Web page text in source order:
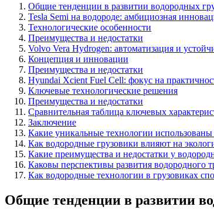
Общие тенденции в развитии водородных
Tesla Semi на водороде: амбициозная
Технологические особенности
Преимущества и недостатки
Volvo Vera Hydrogen: автоматизация и
Концепция и инновации
Преимущества и недостатки
Hyundai Xcient Fuel Cell: фокус на
Ключевые технологические решения
Преимущества и недостатки
Сравнительная таблица ключевых
Заключение
Какие уникальные технологии
Как водородные грузовики влияют на
Какие преимущества и недостатки у
Каковы перспективы развития водородного
Как водородные технологии в грузовиках
Общие тенденции в развитии